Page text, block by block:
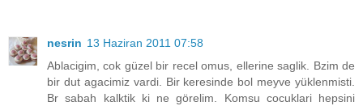
nesrin 13 Haziran 2011 07:58
Ablacigim, cok güzel bir recel omus, ellerine saglik. Bzim de
bir dut agacimiz vardi. Bir keresinde bol meyve yüklenmisti.
Br sabah kalktik ki ne görelim. Komsu cocuklari hepsini